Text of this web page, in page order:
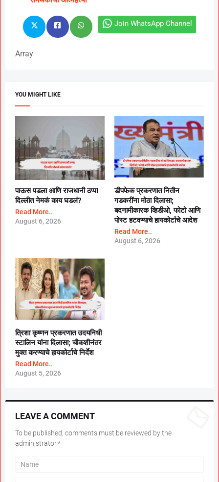
Join WhatsApp Channel
Array
YOU MIGHT LIKE
पाऊस पडला आणि राजधानी ठप्प!
दिल्लीत नेमकं काय घडलं?
Read More..
August 6, 2026
डीपफेक प्रकरणात नितीन
गडकरींना मोठा दिलासा;
बदनामीकारक व्हिडीओ, फोटो आणि
पोस्ट हटवण्याचे हायकोर्टाचे आदेश
Read More..
August 6, 2026
त्रिशा कृष्णन प्रकरणात उदयनिधी
स्टालिन यांना दिलासा; चौकशीनंतर
मुक्त करण्याचे हायकोर्टाचे निर्देश
Read More..
August 5, 2026
LEAVE A COMMENT
To be published, comments must be reviewed by the
administrator.*